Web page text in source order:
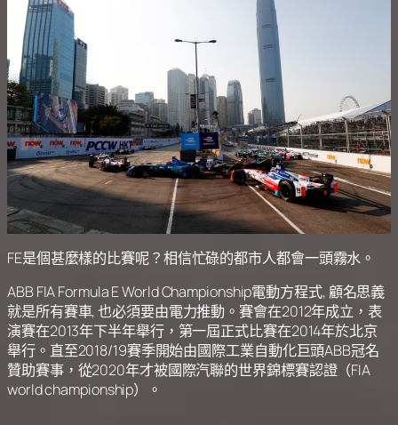
FE是個甚麼樣的比賽呢？相信忙碌的都市人都會一頭霧水。
ABB FIA Formula E World Championship電動方程式, 顧名思義
就是所有賽車, 也必須要由電力推動。賽會在2012年成立，表
演賽在2013年下半年舉行，第一屆正式比賽在2014年於北京
舉行。直至2018/19賽季開始由國際工業自動化巨頭ABB冠名
贊助賽事，從2020年才被國際汽聯的世界錦標賽認證（FIA
world championship）。